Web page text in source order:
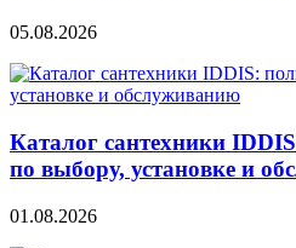
05.08.2026
Каталог сантехники
по выбору, установке и
01.08.2026